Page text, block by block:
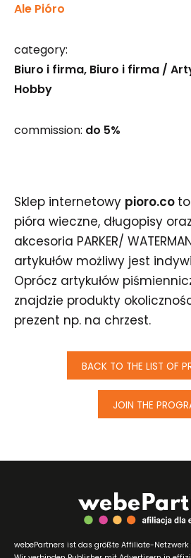
Ale Pióro
category:
Biuro i firma Biuro i firma /
Hobby
commission: do 5%
Sklep internetowy pioro.co
pióra wieczne, długopisy
akcesoria PARKER/
artykułów możliwy jest
Oprócz artykułów
znajdzie produkty
prezent np. na chrzest.
BACK TO THE LIST OF
JOIN THE
webePartners ist das größte Affiliate-